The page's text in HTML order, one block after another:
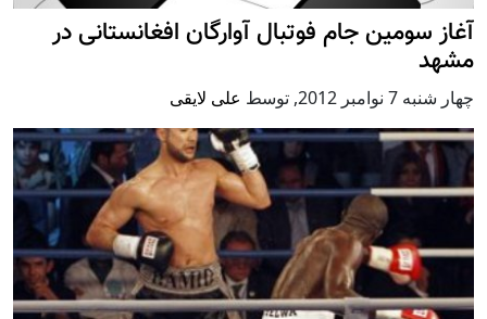
آغاز سومین جام فوتبال آوارگان افغانستانی در
مشهد
چهار شنبه 7 نوامبر 2012 , توسط علی لایقی